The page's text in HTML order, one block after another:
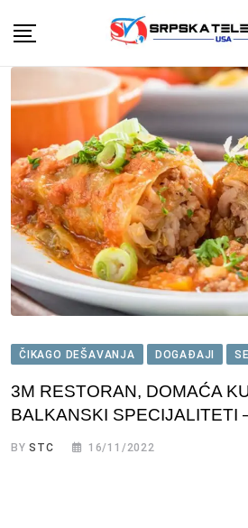
content
ČIKAGO DEŠAVANJA DOGAĐAJI
3M RESTORAN, DOMAĆA
BALKANSKI SPECIJALITETI
BYSTC 16/11/2022